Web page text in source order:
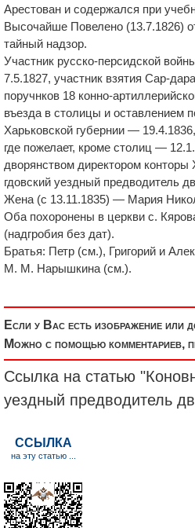
Арестован и содержался при
Высочайше Повелено (13.7.1826)
тайный надзор.
Участник русско-персидской
7.5.1827, участник взятия Сар-
поручнков 18 конно-
въезда в столицы и оставлением
Харьковской губернии —
где пожелает, кроме столиц —
дворянством директором конторы
гдовский уездный предводитель
Жена (с 13.11.1835) — Мария
Оба похоронены в церкви с.
(надгробия без дат).
Братья: Петр (см.), Григорий и
М. М. Нарышкина (см.).
Если у Вас есть изображение или
Можно с помощью комментариев,
Ссылка на статью
уездный предводитель